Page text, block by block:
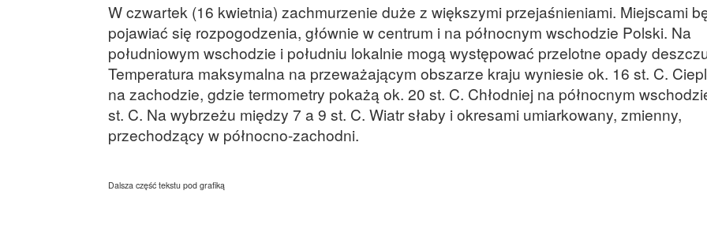
W czwartek (16 kwietnia) zachmurzenie duże z większymi przejaśnieniami. Miejscami
pojawiać się rozpogodzenia, głównie w centrum i na północnym wschodzie Polski. Na
południowym wschodzie i południu lokalnie mogą występować przelotne opady
Temperatura maksymalna na przeważającym obszarze kraju wyniesie ok. 16 st. C.
na zachodzie, gdzie termometry pokażą ok. 20 st. C. Chłodniej na północnym
st. C. Na wybrzeżu między 7 a 9 st. C. Wiatr słaby i okresami umiarkowany, zmienny,
przechodzący w północno-zachodni.
Dalsza część tekstu pod grafiką